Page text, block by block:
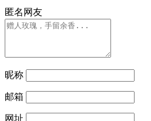
匿名网友
昵称
邮箱
网址